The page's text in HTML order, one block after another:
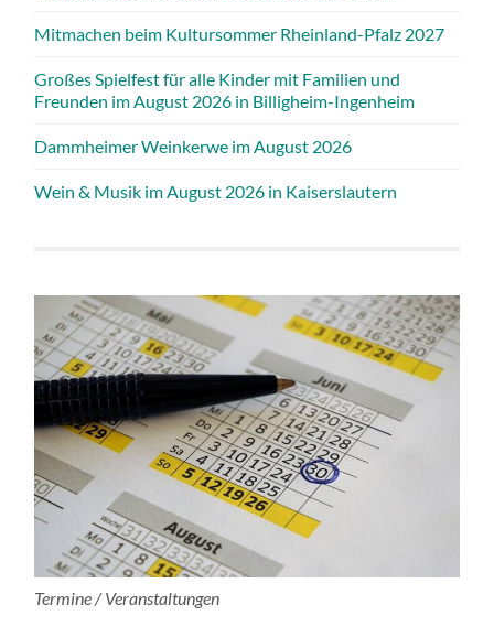
Mitmachen beim Kultursommer Rheinland-Pfalz 2027
Großes Spielfest für alle Kinder mit Familien und
Freunden im August 2026 in Billigheim-Ingenheim
Dammheimer Weinkerwe im August 2026
Wein & Musik im August 2026 in Kaiserslautern
Termine / Veranstaltungen